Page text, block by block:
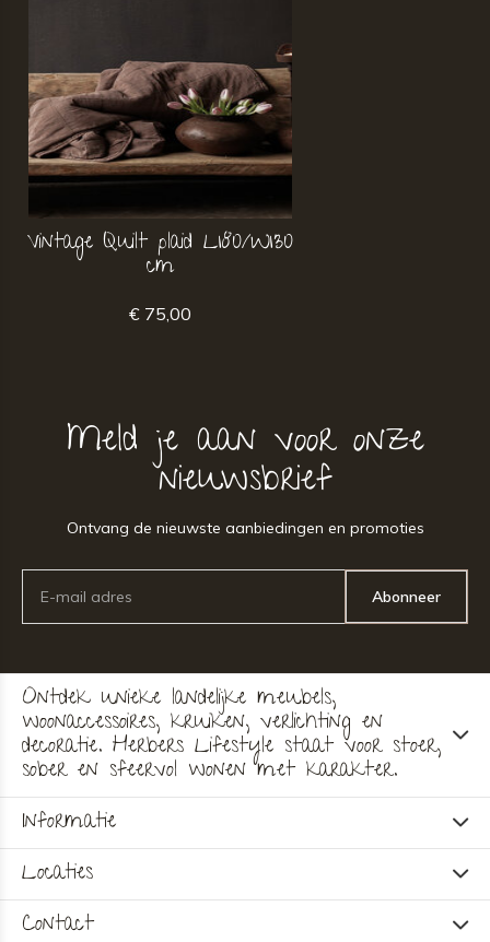
Vintage Quilt plaid L180/W130
cm
€ 75,00
Meld je aan voor onze
nieuwsbrief
Ontvang de nieuwste aanbiedingen en promoties
Abonneer
Ontdek unieke landelijke meubels,
woonaccessoires, kruiken, verlichting en
decoratie. Herbers Lifestyle staat voor stoer,
sober en sfeervol wonen met karakter.
Informatie
Locaties
Contact